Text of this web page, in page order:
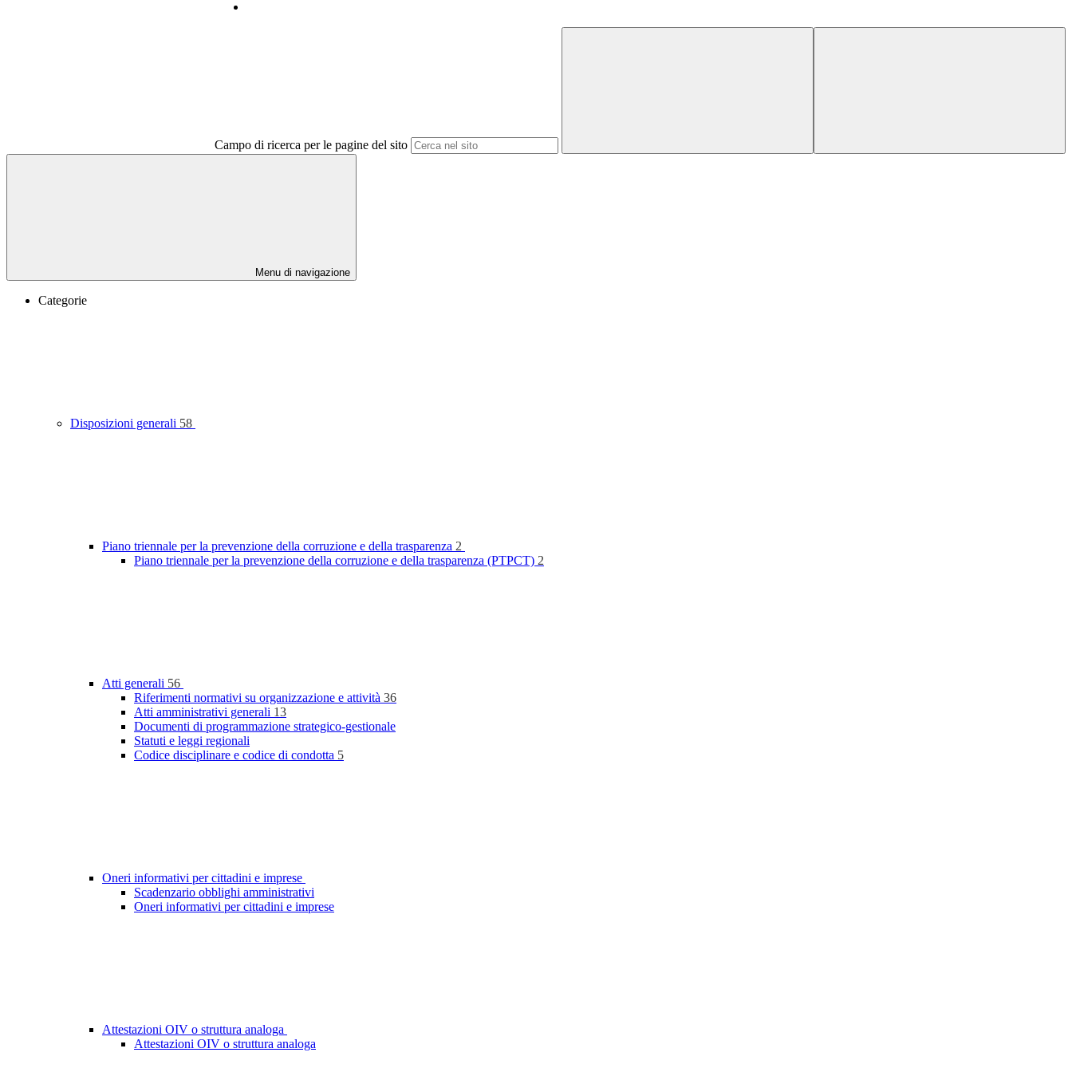
Campo di ricerca per le pagine del sito
Menu di navigazione
Categorie
Disposizioni generali 58
Piano triennale per la prevenzione della corruzione e della trasparenza 2
Piano triennale per la prevenzione della corruzione e della trasparenza (PTPCT) 2
Atti generali 56
Riferimenti normativi su organizzazione e attività 36
Atti amministrativi generali 13
Documenti di programmazione strategico-gestionale
Statuti e leggi regionali
Codice disciplinare e codice di condotta 5
Oneri informativi per cittadini e imprese
Scadenzario obblighi amministrativi
Oneri informativi per cittadini e imprese
Attestazioni OIV o struttura analoga
Attestazioni OIV o struttura analoga